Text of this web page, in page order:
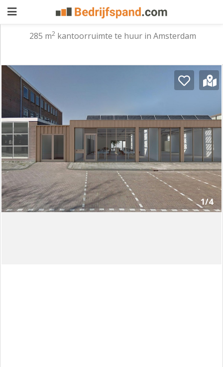
aanbieden
Pand
zoeken
Waarom
adverteren
Premium
adverteren
Blog
Registreren
Login
285 m2kantoorruimte te huur in Amsterdam
1/4